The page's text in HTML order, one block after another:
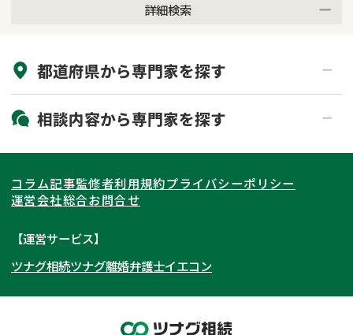
詳細検索
初回相談無料
土日祝の相談可能
都道府県から専門家を探す
北海道・東北
北海道 青森県
岩手県 宮城県
秋田県
福島県
関東
東京都 神奈川県
埼玉県
茨城県 群馬県
東海
愛知県
岐阜県 山梨県
関西
大阪府 京都府
奈良県
北陸・甲信越
石川県
相談内容から専門家を探す
相続登記
遺産分割
相続手続き
家族信託
成年後見・任意後見
コラム記事監修者利用規約プライバシーポリシー
運営会社総合お問合せ
【運営サービス】
ツナグ相続ツナグ離婚弁護士イエコン